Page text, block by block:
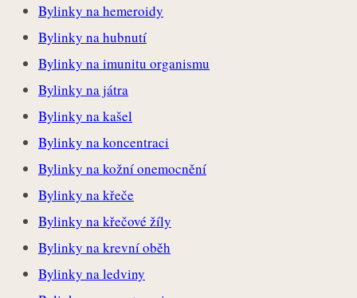
Bylinky na hemeroidy
Bylinky na hubnutí
Bylinky na imunitu organismu
Bylinky na játra
Bylinky na kašel
Bylinky na koncentraci
Bylinky na kožní onemocnění
Bylinky na křeče
Bylinky na křečové žíly
Bylinky na krevní oběh
Bylinky na ledviny